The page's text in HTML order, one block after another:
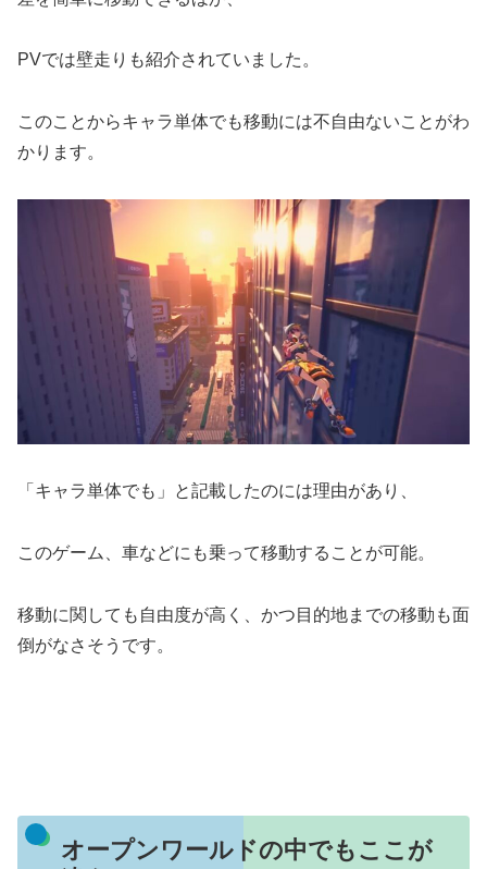
PVでは壁走りも紹介されていました。
このことからキャラ単体でも移動には不自由ないことがわ
かります。
「キャラ単体でも」と記載したのには理由があり、
このゲーム、車などにも乗って移動することが可能。
移動に関しても自由度が高く、かつ目的地までの移動も面
倒がなさそうです。
オープンワールドの中でもここが